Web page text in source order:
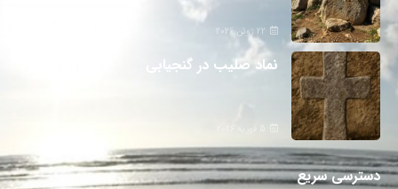
22 ژوئن 2026
نماد صلیب در گنجیابی
دسترسی سریع